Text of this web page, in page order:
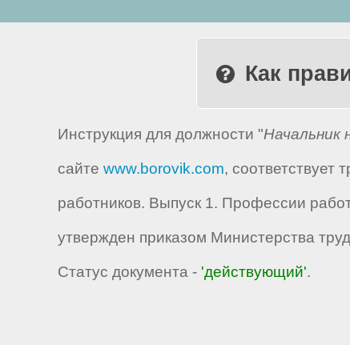
Как
Инструкция для должности "Начальник
сайте www.borovik.com,
работников. Выпуск 1. Профессии
утвержден приказом Министерства
Статус документа - 'действующий'.